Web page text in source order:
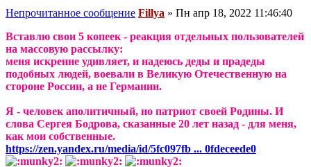
Непрочитанное сообщение Fillya » Пн апр 18, 2022 11:46:40
Вставлю свои 5 копеек - реакция отдельных пользователей
на массовую рассылку:
меня искренне удивляет, и надеюсь деды и прадеды
подобных людей, воевали в Великую Отечественную на
стороне России, а не Германии.
Я - человек аполитичный, но патриот своей Родины. И
слова Сергея Бодрова, сказанные 20 лет назад - для меня,
как мои собственные.
https://zen.yandex.ru/media/id/5fc097fb ... 0fdeceede0